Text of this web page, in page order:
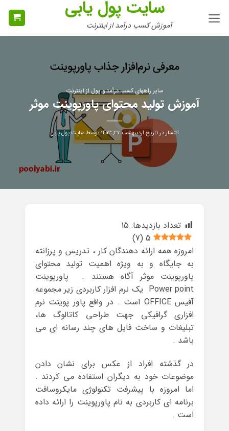
سایت پول یابی
آموزش کسب درآمد از اینترنت
سایر راههای کسب درآمد و پول از اینترنت
آموزش تولید محتوای پاورپوینت موثر
انتشار در تاریخ اردیبهشت ۲۷, ۱۴۰۳ توسطسایت پول یابی
تعداد بازدیدها: 15
5
(
7
)
امروزه همه ارائه دهندگان کار ، تدریس و پرزانته
به جایگاه و به ویژه اهمیت تولید محتوای
پاورپوینت موثر آگاه هستند . پاورپوینت
Power point یک نرم افزار کاربردی زیر مجموعه
آفیس OFFICE است . در واقع پاور پوینت نرم
افزاری گرافیکی جهت طراحی کاتالوگ ها،
تبلیغات و ساخت فایل های چند رسانه ای می
باشد .
در گذشته افراد از عکس برای نشان دادن
موضوعات خود به دیگران استفاده می کردند .
اما امروزه با پیشرفت تکنولوژی مایکروسافت
برنامه ای کاربردی به نام پاورپوینت را ارائه داده
است .